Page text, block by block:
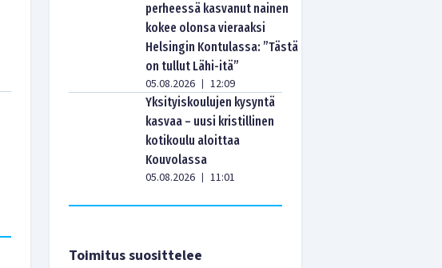
perheessä kasvanut nainen
kokee olonsa vieraaksi
Helsingin Kontulassa: ”Tästä
on tullut Lähi-itä”
05.08.2026 | 12:09
Yksityiskoulujen kysyntä
kasvaa – uusi kristillinen
kotikoulu aloittaa
Kouvolassa
05.08.2026 | 11:01
Toimitus suosittelee